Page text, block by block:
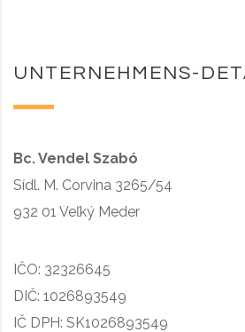
UNTERNEHMENS-
Bc. Vendel Szabó
Sídl. M. Corvina 3265/54
932 01 Veľký Meder
IČO: 32326645
DIČ: 1026893549
IČ DPH: SK1026893549